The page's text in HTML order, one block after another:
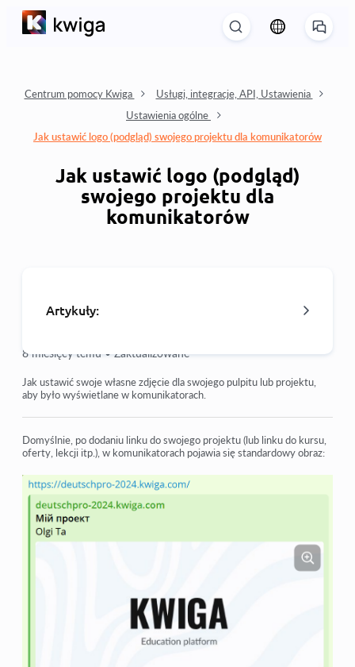
Centrum pomocy Kwiga
Usługi, integracje, API, Ustawienia
Ustawienia ogólne
Jak ustawić logo (podgląd) swojego projektu dla komunikatorów
Jak ustawić logo (podgląd)
swojego projektu dla
komunikatorów
Artykuły:
Kontrola dostępu
Jak ustawić logo (podgląd) swojego projektu dla
komunikatorów
Zmiana nazwy projektu (kabinetu) i innych ustawień
publicznych
Dodawanie swojej oferty na platformie Kwiga
Powiadomienia otrzymywane przez uczniów
Zmiana hasła i ustawienia logowania
8 miesięcy temu • Zaktualizowane
Jak ustawić swoje własne zdjęcie dla swojego pulpitu lub projektu,
aby było wyświetlane w komunikatorach.
Domyślnie, po dodaniu linku do swojego projektu (lub linku do kursu,
oferty, lekcji itp.), w komunikatorach pojawia się standardowy obraz: